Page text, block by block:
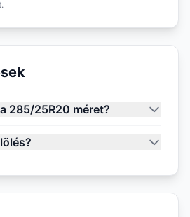
285/25R20 méret?